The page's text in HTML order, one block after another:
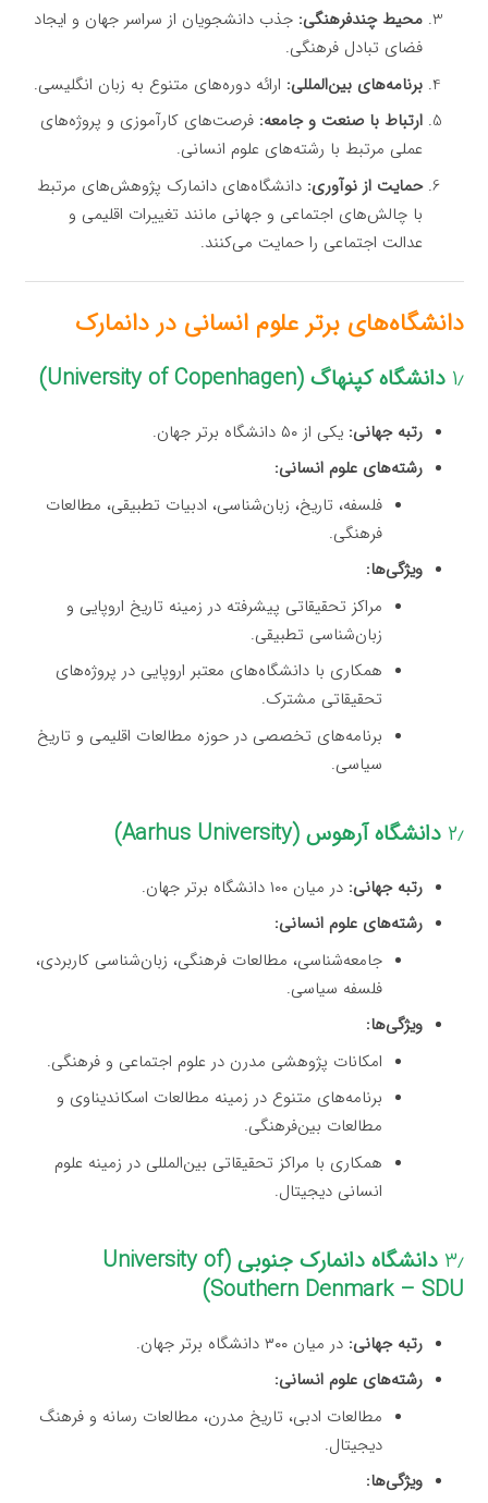
محیط چندفرهنگی: جذب دانشجویان از سراسر جهان و ایجاد
فضای تبادل فرهنگی.
برنامه‌های بین‌المللی: ارائه دوره‌های متنوع به زبان انگلیسی.
ارتباط با صنعت و جامعه: فرصت‌های کارآموزی و پروژه‌های
عملی مرتبط با رشته‌های علوم انسانی.
حمایت از نوآوری: دانشگاه‌های دانمارک پژوهش‌های مرتبط
با چالش‌های اجتماعی و جهانی مانند تغییرات اقلیمی و
عدالت اجتماعی را حمایت می‌کنند.
دانشگاه‌های برتر علوم انسانی در دانمارک
۱٫ دانشگاه کپنهاگ (University of Copenhagen)
رتبه جهانی: یکی از ۵۰ دانشگاه برتر جهان.
رشته‌های علوم انسانی:
فلسفه، تاریخ، زبان‌شناسی، ادبیات تطبیقی، مطالعات
فرهنگی.
ویژگی‌ها:
مراکز تحقیقاتی پیشرفته در زمینه تاریخ اروپایی و
زبان‌شناسی تطبیقی.
همکاری با دانشگاه‌های معتبر اروپایی در پروژه‌های
تحقیقاتی مشترک.
برنامه‌های تخصصی در حوزه مطالعات اقلیمی و تاریخ
سیاسی.
۲٫ دانشگاه آرهوس (Aarhus University)
رتبه جهانی: در میان ۱۰۰ دانشگاه برتر جهان.
رشته‌های علوم انسانی:
جامعه‌شناسی، مطالعات فرهنگی، زبان‌شناسی کاربردی،
فلسفه سیاسی.
ویژگی‌ها:
امکانات پژوهشی مدرن در علوم اجتماعی و فرهنگی.
برنامه‌های متنوع در زمینه مطالعات اسکاندیناوی و
مطالعات بین‌فرهنگی.
همکاری با مراکز تحقیقاتی بین‌المللی در زمینه علوم
انسانی دیجیتال.
۳٫
دانشگاه دانمارک جنوبی (University of
Southern Denmark – SDU)
رتبه جهانی: در میان ۳۰۰ دانشگاه برتر جهان.
رشته‌های علوم انسانی:
مطالعات ادبی، تاریخ مدرن، مطالعات رسانه و فرهنگ
دیجیتال.
ویژگی‌ها: